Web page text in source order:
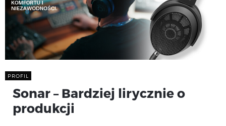
PROFIL
Sonar – Bardziej lirycznie o
produkcji